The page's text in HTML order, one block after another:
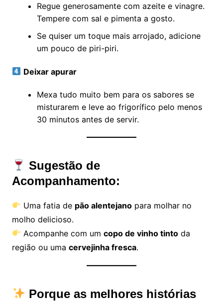
Regue generosamente com azeite e vinagre.
Tempere com sal e pimenta a gosto.
Se quiser um toque mais arrojado, adicione
um pouco de piri-piri.
Deixar apurar
Mexa tudo muito bem para os sabores se
misturarem e leve ao frigorífico pelo menos
30 minutos antes de servir.
Sugestão de
Acompanhamento:
Uma fatia de pão alentejano para molhar no
molho delicioso.
Acompanhe com umcopo de vinho tinto da
região ou uma cervejinha fresca.
Porque as melhores histórias